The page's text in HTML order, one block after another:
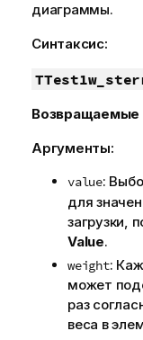
диаграммы.
Синтаксис:
Возвращаемые
Аргументы:
value:
для
загрузки,
Value.
weight:
может
раз
веса в